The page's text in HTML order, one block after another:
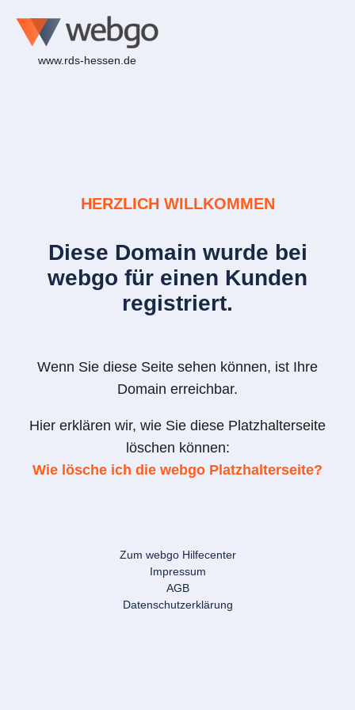
www.rds-hessen.de
HERZLICH WILLKOMMEN
Diese Domain wurde bei
webgo für einen Kunden
registriert.
Wenn Sie diese Seite sehen können, ist Ihre
Domain erreichbar.
Hier erklären wir, wie Sie diese Platzhalterseite
löschen können:
Wie lösche ich die webgo Platzhalterseite?
Zum webgo Hilfecenter
Impressum
AGB
Datenschutzerklärung